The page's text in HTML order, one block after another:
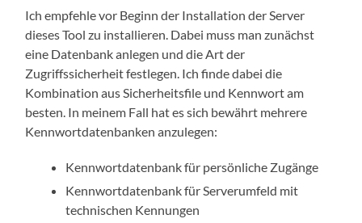
Ich empfehle vor Beginn der Installation der Server
dieses Tool zu installieren. Dabei muss man zunächst
eine Datenbank anlegen und die Art der
Zugriffssicherheit festlegen. Ich finde dabei die
Kombination aus Sicherheitsfile und Kennwort am
besten. In meinem Fall hat es sich bewährt mehrere
Kennwortdatenbanken anzulegen:
Kennwortdatenbank für persönliche Zugänge
Kennwortdatenbank für Serverumfeld mit
technischen Kennungen